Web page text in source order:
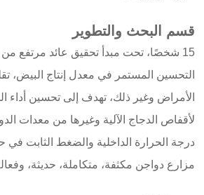
قسم البحث والتطوير
15 شخصًا، تحت مبدأ تحقيق عائد مرتفع
التحسين المستمر في معدل إنتاج البيض،
الأمراض وغير ذلك، تهدف إلى تحسين أداء
لأقفاص الدجاج الآلية وغيرها من معدات
درجة الحرارة الداخلية والضغط الثابت في
مزارع دواجن مكثفة، متكاملة، حديثة،